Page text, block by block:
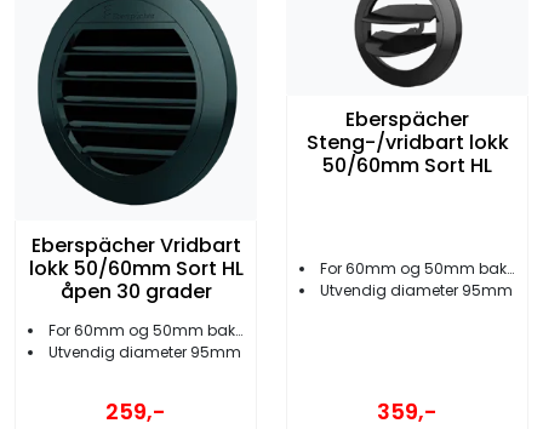
Eberspächer Vridbart
lokk 50/60mm Sort HL
åpen 30 grader
For 60mm og 50mm bakstykker
Utvendig diameter 95mm
259,-
Eberspächer
Steng-/vridbart lokk
50/60mm Sort HL
For 60mm og 50mm bakstykker
Utvendig diameter 95mm
359,-